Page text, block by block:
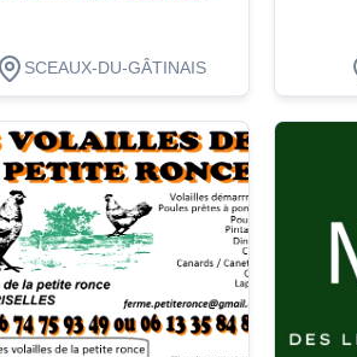
SCEAUX-DU-GÂTINAIS
Dégustation